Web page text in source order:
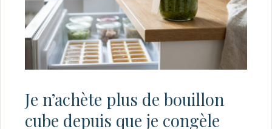
Je n’achète plus de bouillon
cube depuis que je congèle